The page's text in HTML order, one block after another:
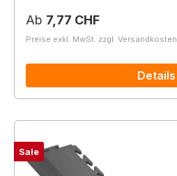
Regulärer Preis:
Ab 7,77 CHF
Preise exkl. MwSt. zzgl. Versandkosten
Details
Sale